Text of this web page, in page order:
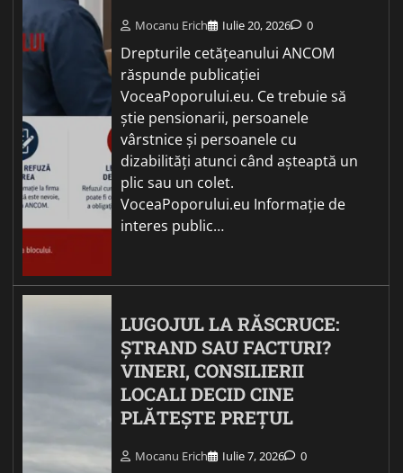
Mocanu Erich Iulie 20, 2026 0
Drepturile cetățeanului ANCOM
răspunde publicației
VoceaPoporului.eu. Ce trebuie să
știe pensionarii, persoanele
vârstnice și persoanele cu
dizabilități atunci când așteaptă un
plic sau un colet.
VoceaPoporului.eu Informație de
interes public…
LUGOJUL LA RĂSCRUCE:
ȘTRAND SAU FACTURI?
VINERI, CONSILIERII
LOCALI DECID CINE
PLĂTEȘTE PREȚUL
Mocanu Erich Iulie 7, 2026 0